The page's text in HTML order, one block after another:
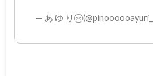
— あ ゆ り ⑅⃝